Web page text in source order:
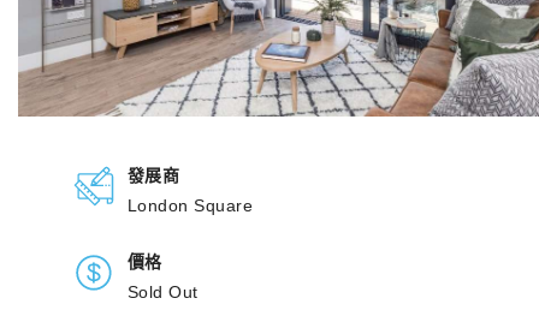
發展商
London Square
價格
Sold Out